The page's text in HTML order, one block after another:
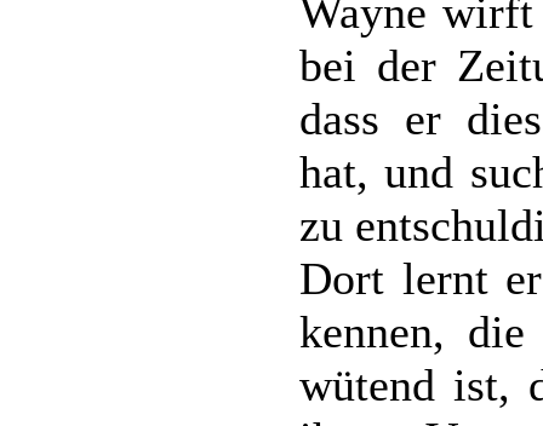
Wayne
bei der
dass er
hat, und
zu
Dort lernt
kennen,
wütend ist,